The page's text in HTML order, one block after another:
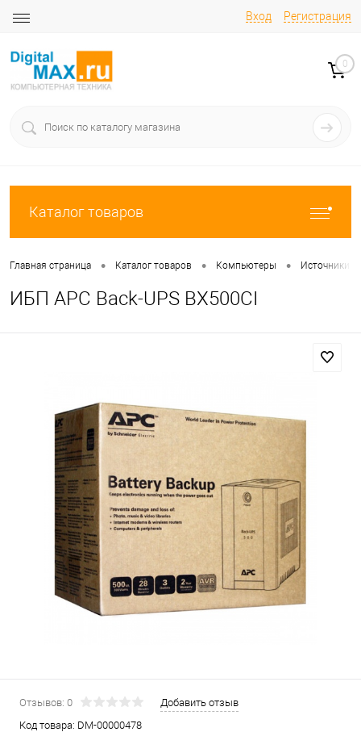
Вход Регистрация
0
Каталог товаров
Главная страница • Каталог товаров • Компьютеры • Источники
ИБП APC Back-UPS BX500CI
Отзывов: 0
Добавить отзыв
Код товара: DM-00000478